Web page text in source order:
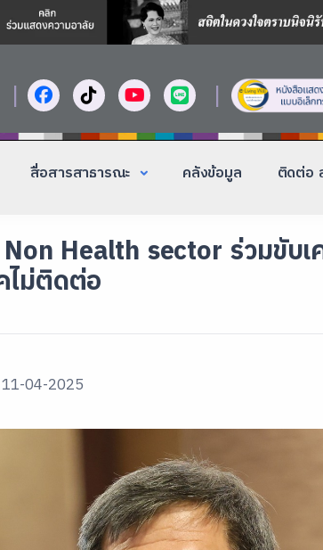
| |
สื่อสารสาธารณะ คลังข้อมูล ติดต่อ
Health sector ร่วมขับ
ไม่ติดต่อ
11-04-2025